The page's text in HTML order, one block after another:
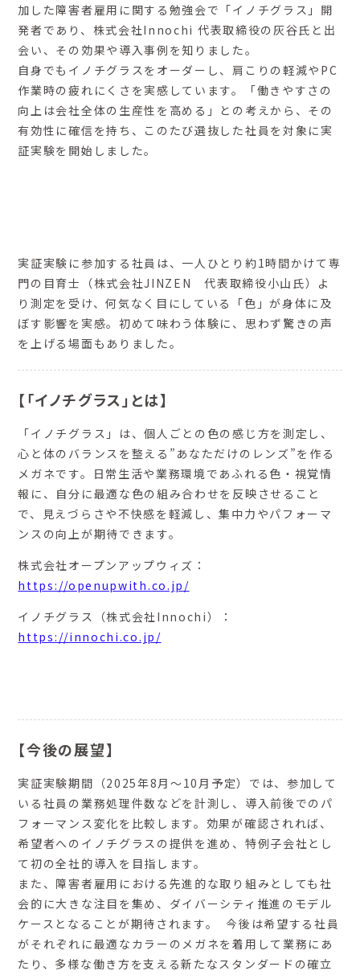
加した障害者雇用に関する勉強会で「イノチグラス」開
発者であり、株式会社Innochi 代表取締役の灰谷氏と出
会い、その効果や導入事例を知りました。
自身でもイノチグラスをオーダーし、肩こりの軽減やPC
作業時の疲れにくさを実感しています。「働きやすさの
向上は会社全体の生産性を高める」との考えから、その
有効性に確信を持ち、このたび選抜した社員を対象に実
証実験を開始しました。
実証実験に参加する社員は、一人ひとり約1時間かけて専
門の目育士（株式会社JINZEN 代表取締役小山氏）よ
り測定を受け、何気なく目にしている「色」が身体に及
ぼす影響を実感。初めて味わう体験に、思わず驚きの声
を上げる場面もありました。
【「イノチグラス」とは】
「イノチグラス」は、個人ごとの色の感じ方を測定し、
心と体のバランスを整える”あなただけのレンズ”を作る
メガネです。日常生活や業務環境であふれる色‧視覚情
報に、自分に最適な色の組み合わせを反映させること
で、見えづらさや不快感を軽減し、集中力やパフォーマ
ンスの向上が期待できます。
株式会社オープンアップウィズ：
https://openupwith.co.jp/
イノチグラス（株式会社Innochi）：
https://innochi.co.jp/
【今後の展望】
実証実験期間（2025年8月～10月予定）では、参加して
いる社員の業務処理件数などを計測し、導入前後でのパ
フォーマンス変化を比較します。効果が確認されれば、
希望者へのイノチグラスの提供を進め、特例子会社とし
て初の全社的導入を目指します。
また、障害者雇用における先進的な取り組みとしても社
会的に大きな注目を集め、ダイバーシティ推進のモデル
ケースとなることが期待されます。 今後は希望する社員
がそれぞれに最適なカラーのメガネを着用して業務にあ
たり、多様な働き方を支える新たなスタンダードの確立